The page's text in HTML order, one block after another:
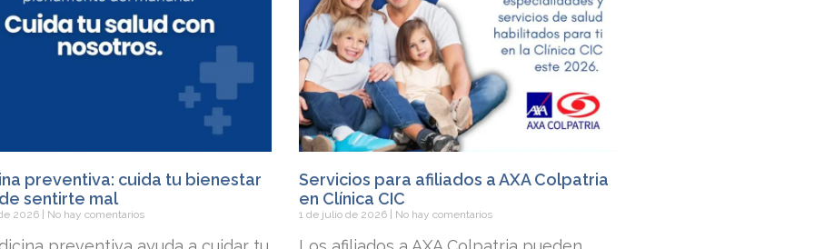
preventiva: cuida tu bienestar
sentirte mal
2026 No hay comentarios
Servicios para afiliados a AXA Colpatria
en Clínica CIC
1 de julio de 2026 No hay comentarios